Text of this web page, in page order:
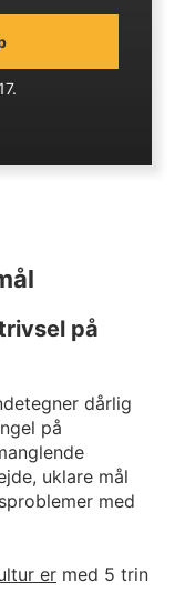
på
dårlig
på
uklare mål
med
er med 5 trin